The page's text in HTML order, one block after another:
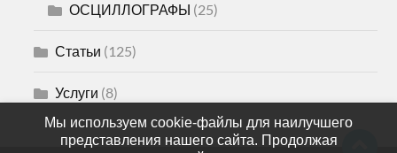
ОСЦИЛЛОГРАФЫ (25)
Статьи (125)
Услуги (8)
Мы используем cookie-файлы для наилучшего
представления нашего сайта. Продолжая